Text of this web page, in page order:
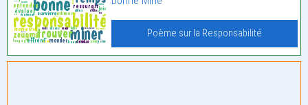
Poème sur la Responsabilité